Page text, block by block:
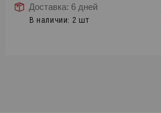
Доставка: 6 дней
В наличии: 2 шт